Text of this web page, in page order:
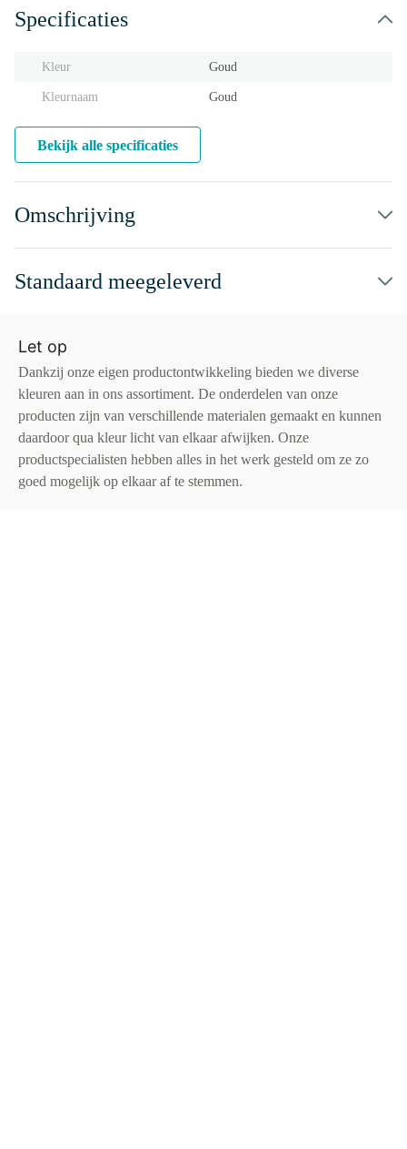
Specificaties
Kleur Goud
Kleurnaam Goud
Bekijk alle specificaties
Omschrijving
Standaard meegeleverd
Let op
Dankzij onze eigen productontwikkeling bieden we diverse
kleuren aan in ons assortiment. De onderdelen van onze
producten zijn van verschillende materialen gemaakt en kunnen
daardoor qua kleur licht van elkaar afwijken. Onze
productspecialisten hebben alles in het werk gesteld om ze zo
goed mogelijk op elkaar af te stemmen.